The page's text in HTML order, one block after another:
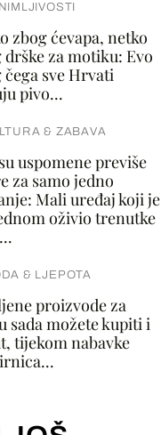
zbog ćevapa, netko
drške za motiku: Evo
čega sve Hrvati
pivo...
& ZABAVA
uspomene previše
za samo jedno
Mali uređaj koji je
oživio trenutke
& LJEPOTA
proizvode za
sada možete kupiti i
tijekom nabavke